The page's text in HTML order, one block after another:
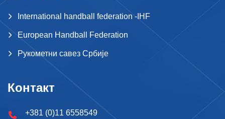
International handball federation -IHF
European Handball Federation
Рукометни савез Србије
Контакт
+381 (0)11 6558549